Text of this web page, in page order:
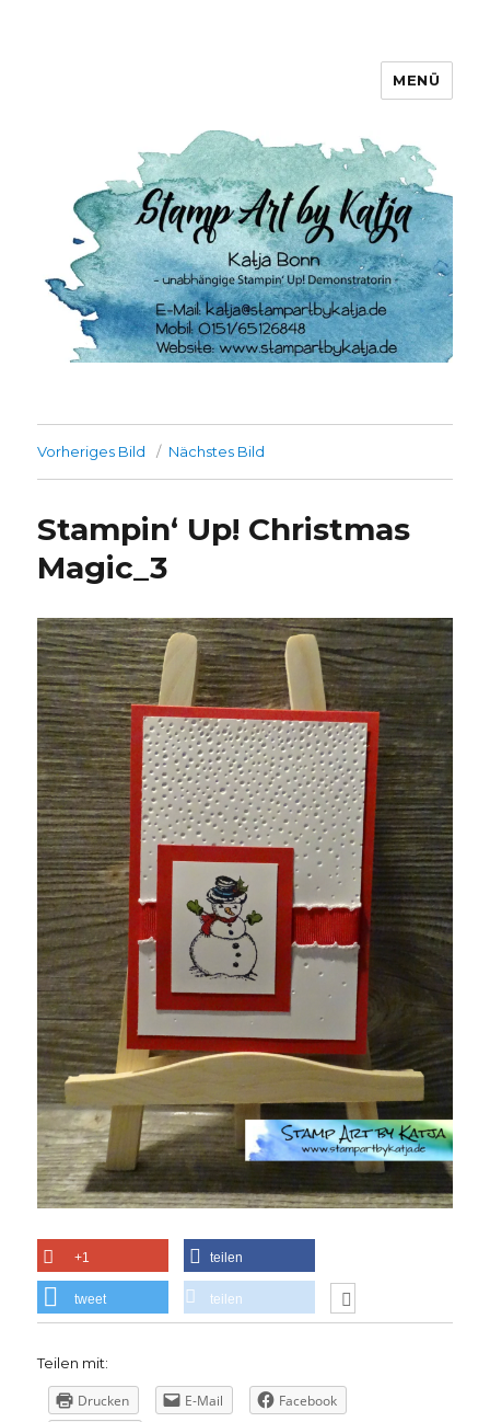
MENÜ
Vorheriges Bild Nächstes Bild
Stampin‘ Up! Christmas
Magic_3
+1 teilen
tweet teilen
Teilen mit:
Drucken E-Mail
Facebook